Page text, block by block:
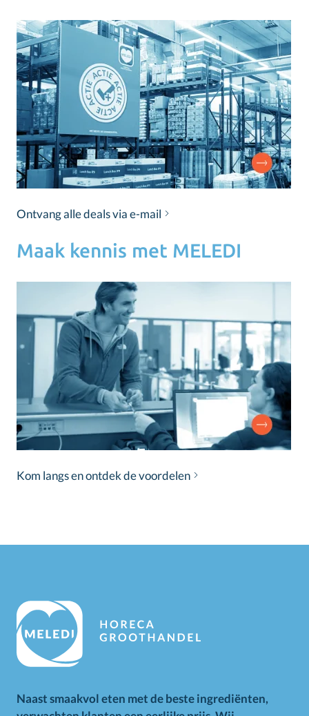
Ontvang alle deals via e-mail
Maak kennis met MELEDI
Kom langs en ontdek de voordelen
Naast smaakvol eten met de beste ingrediënten,